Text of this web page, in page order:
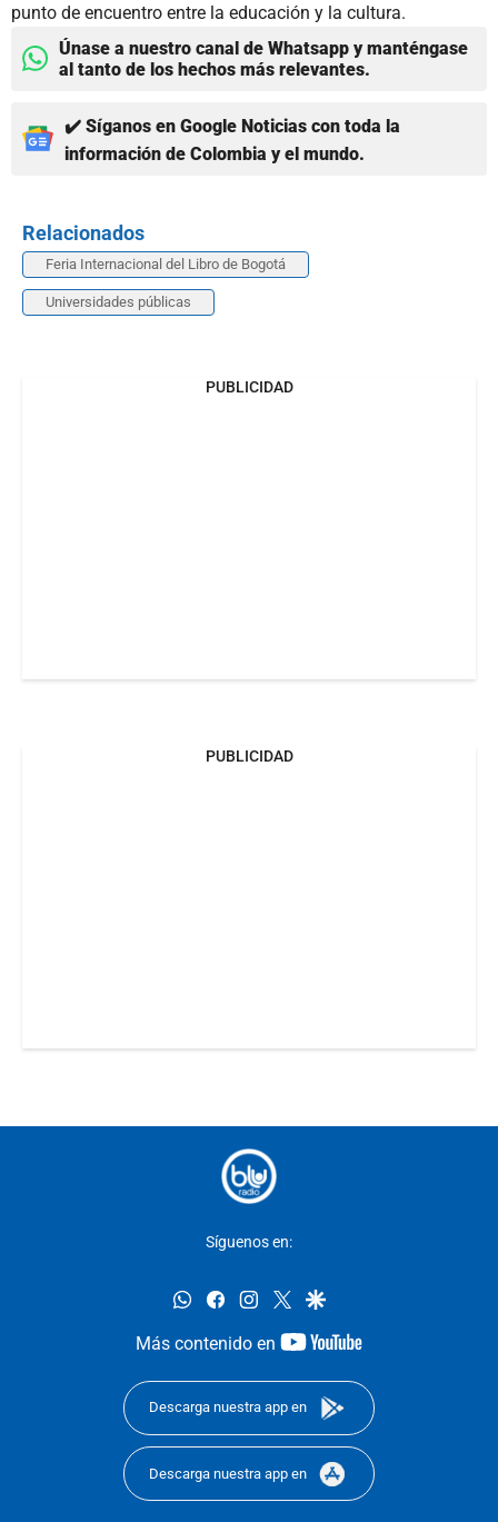
punto de encuentro entre la educación y la cultura.
Únase a nuestro canal de Whatsapp y manténgase
al tanto de los hechos más relevantes.
✔️ Síganos en Google Noticias con toda la
información de Colombia y el mundo.
Relacionados
Feria Internacional del Libro de Bogotá
Universidades públicas
PUBLICIDAD
PUBLICIDAD
Síguenos en:
whatsappfacebookinstagram
twittergoogle
Más contenido en
youtube-
Descarga nuestra app en
Descarga nuestra app en